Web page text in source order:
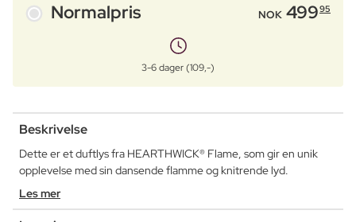
Normalpris NOK 49995
3-6 dager (109,-)
Beskrivelse
Dette er et duftlys fra HEARTHWICK® Flame, som gir en unik
opplevelse med sin dansende flamme og knitrende lyd.
Les mer